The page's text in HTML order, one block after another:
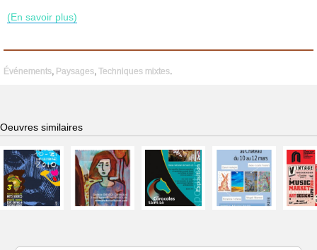
(En savoir plus)
Événements, Paysages, Techniques mixtes.
Oeuvres similaires